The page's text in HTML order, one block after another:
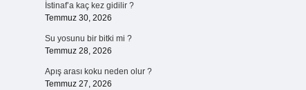
İstinaf’a kaç kez gidilir ?
Temmuz 30, 2026
Su yosunu bir bitki mi ?
Temmuz 28, 2026
Apış arası koku neden olur ?
Temmuz 27, 2026